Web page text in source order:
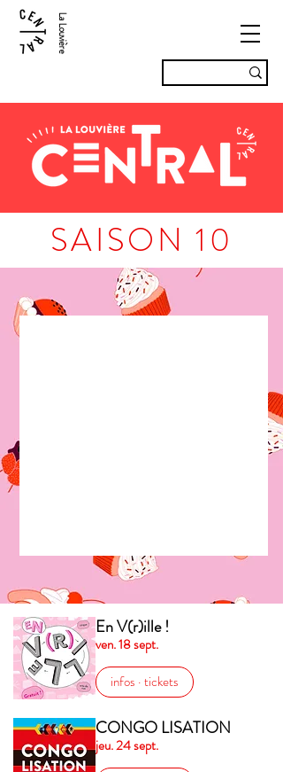
La Louvière
SAISON 10
En V(r)ille !
ven. 18 sept.
infos · tickets
CONGO LISATION
jeu. 24 sept.